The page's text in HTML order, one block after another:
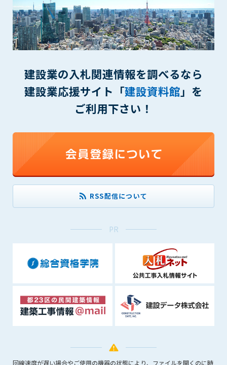
建設業の入札関連情報を調べるなら
建設業応援サイト「建設資料館」を
ご利用下さい！
RSS配信について
PR
回線速度が遅い場合やご使用の機器の状態により、ファイルを開くのに時
を負うものとし、管理者は一切責任を負いません。
第6条（会員の禁止事項）
1. 会員は建設資料館WEB上で以下の行為をしないものとしま
す。
る行為
(2) 第三者または管理者の財産、プライバシー等を侵害する行
為
(3) 第三者または管理者を誹謗中傷する行為
(5) 第三者に不利益を与える行為
(6) 管理者が承認していない営利を目的とした行為
(7) 公序良俗に反する行為
(8) 犯罪的行為に結びつく行為
(9) その他、法律に反する行為
(10) 建設資料館から知り得た情報及びダウンロードした情報
を、営利を目的として第三者に転売し、または転売のため
管理者は、会員が登録した内容が以下に該当する、またはその
恐れのあるものは、会員の承諾なく削除できるものとします。
(1) 登録されている情報が、第6条の定める禁止事項に該当する
と管理者が、判断した場合
(2) 建設資料館の運営および保守管理上、必要と判断した場合
(3) 広告掲載料金の支払が遅延した場合
(4) その他、管理者が不適当と判断した場合
管理者は、会員の承諾なく、本サービス内容の変更(新規追加、
廃止を含み)し、本サービスの運営を中止または廃止することが